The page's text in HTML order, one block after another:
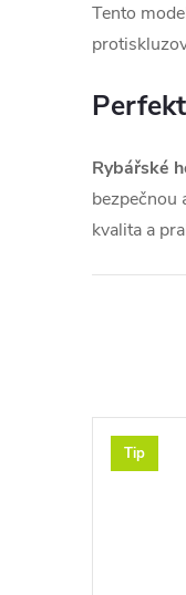
Tento
Rybářské
bezpečnou
kvalita a
Tip